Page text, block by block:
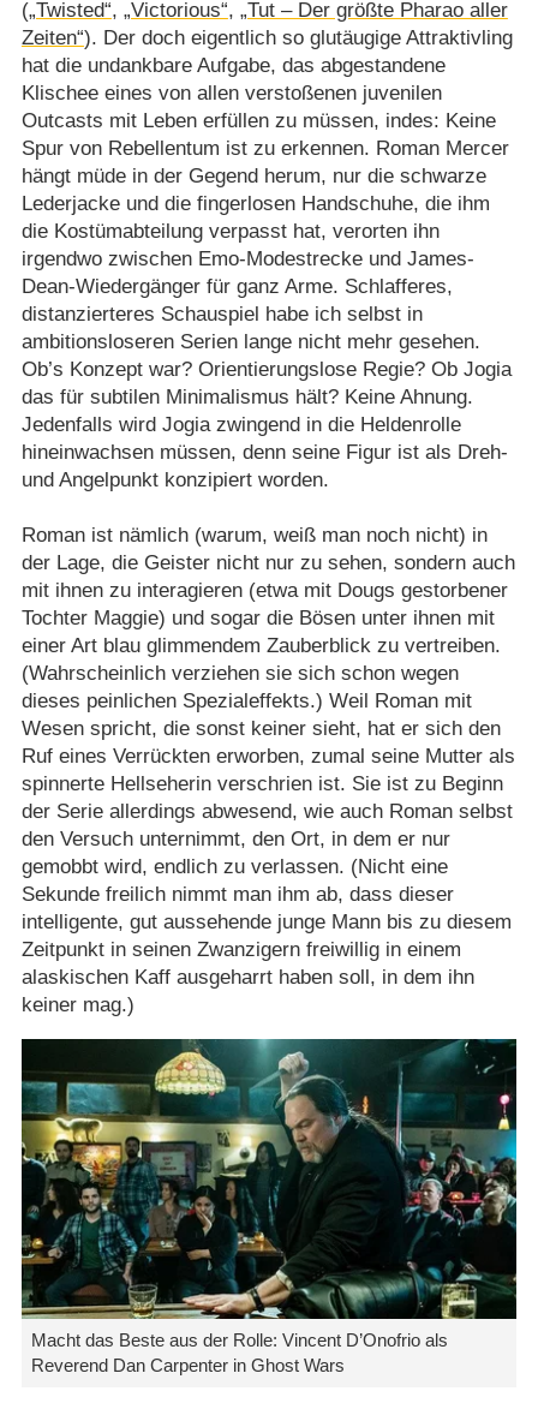
(„Twisted“, „Victorious“, „Tut – Der größte Pharao aller
Zeiten“). Der doch eigentlich so glutäugige Attraktivling
hat die undankbare Aufgabe, das abgestandene
Klischee eines von allen verstoßenen juvenilen
Outcasts mit Leben erfüllen zu müssen, indes: Keine
Spur von Rebellentum ist zu erkennen. Roman Mercer
hängt müde in der Gegend herum, nur die schwarze
Lederjacke und die fingerlosen Handschuhe, die ihm
die Kostümabteilung verpasst hat, verorten ihn
irgendwo zwischen Emo-Modestrecke und James-
Dean-Wiedergänger für ganz Arme. Schlafferes,
distanzierteres Schauspiel habe ich selbst in
ambitionsloseren Serien lange nicht mehr gesehen.
Ob’s Konzept war? Orientierungslose Regie? Ob Jogia
das für subtilen Minimalismus hält? Keine Ahnung.
Jedenfalls wird Jogia zwingend in die Heldenrolle
hineinwachsen müssen, denn seine Figur ist als Dreh-
und Angelpunkt konzipiert worden.
Roman ist nämlich (warum, weiß man noch nicht) in
der Lage, die Geister nicht nur zu sehen, sondern auch
mit ihnen zu interagieren (etwa mit Dougs gestorbener
Tochter Maggie) und sogar die Bösen unter ihnen mit
einer Art blau glimmendem Zauberblick zu vertreiben.
(Wahrscheinlich verziehen sie sich schon wegen
dieses peinlichen Spezialeffekts.) Weil Roman mit
Wesen spricht, die sonst keiner sieht, hat er sich den
Ruf eines Verrückten erworben, zumal seine Mutter als
spinnerte Hellseherin verschrien ist. Sie ist zu Beginn
der Serie allerdings abwesend, wie auch Roman selbst
den Versuch unternimmt, den Ort, in dem er nur
gemobbt wird, endlich zu verlassen. (Nicht eine
Sekunde freilich nimmt man ihm ab, dass dieser
intelligente, gut aussehende junge Mann bis zu diesem
Zeitpunkt in seinen Zwanzigern freiwillig in einem
alaskischen Kaff ausgeharrt haben soll, in dem ihn
keiner mag.)
Macht das Beste aus der Rolle: Vincent D’Onofrio als
Reverend Dan Carpenter in Ghost Wars